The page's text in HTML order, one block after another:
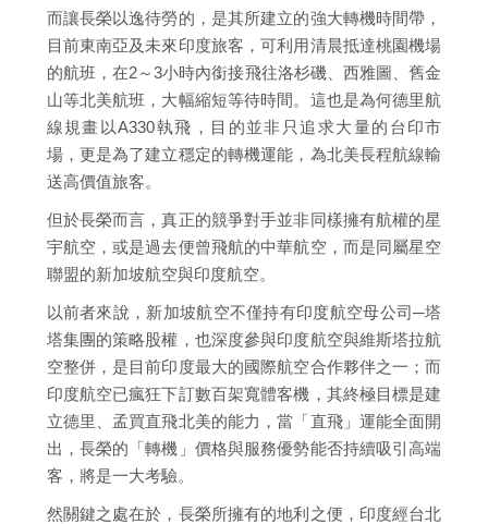
而讓長榮以逸待勞的，是其所建立的強大轉機時間帶，
目前東南亞及未來印度旅客，可利用清晨抵達桃園機場
的航班，在2～3小時內銜接飛往洛杉磯、西雅圖、舊金
山等北美航班，大幅縮短等待時間。這也是為何德里航
線規畫以A330執飛，目的並非只追求大量的台印市
場，更是為了建立穩定的轉機運能，為北美長程航線輸
送高價值旅客。
但於長榮而言，真正的競爭對手並非同樣擁有航權的星
宇航空，或是過去便曾飛航的中華航空，而是同屬星空
聯盟的新加坡航空與印度航空。
以前者來說，新加坡航空不僅持有印度航空母公司─塔
塔集團的策略股權，也深度參與印度航空與維斯塔拉航
空整併，是目前印度最大的國際航空合作夥伴之一；而
印度航空已瘋狂下訂數百架寬體客機，其終極目標是建
立德里、孟買直飛北美的能力，當「直飛」運能全面開
出，長榮的「轉機」價格與服務優勢能否持續吸引高端
客，將是一大考驗。
然關鍵之處在於，長榮所擁有的地利之便，印度經台北